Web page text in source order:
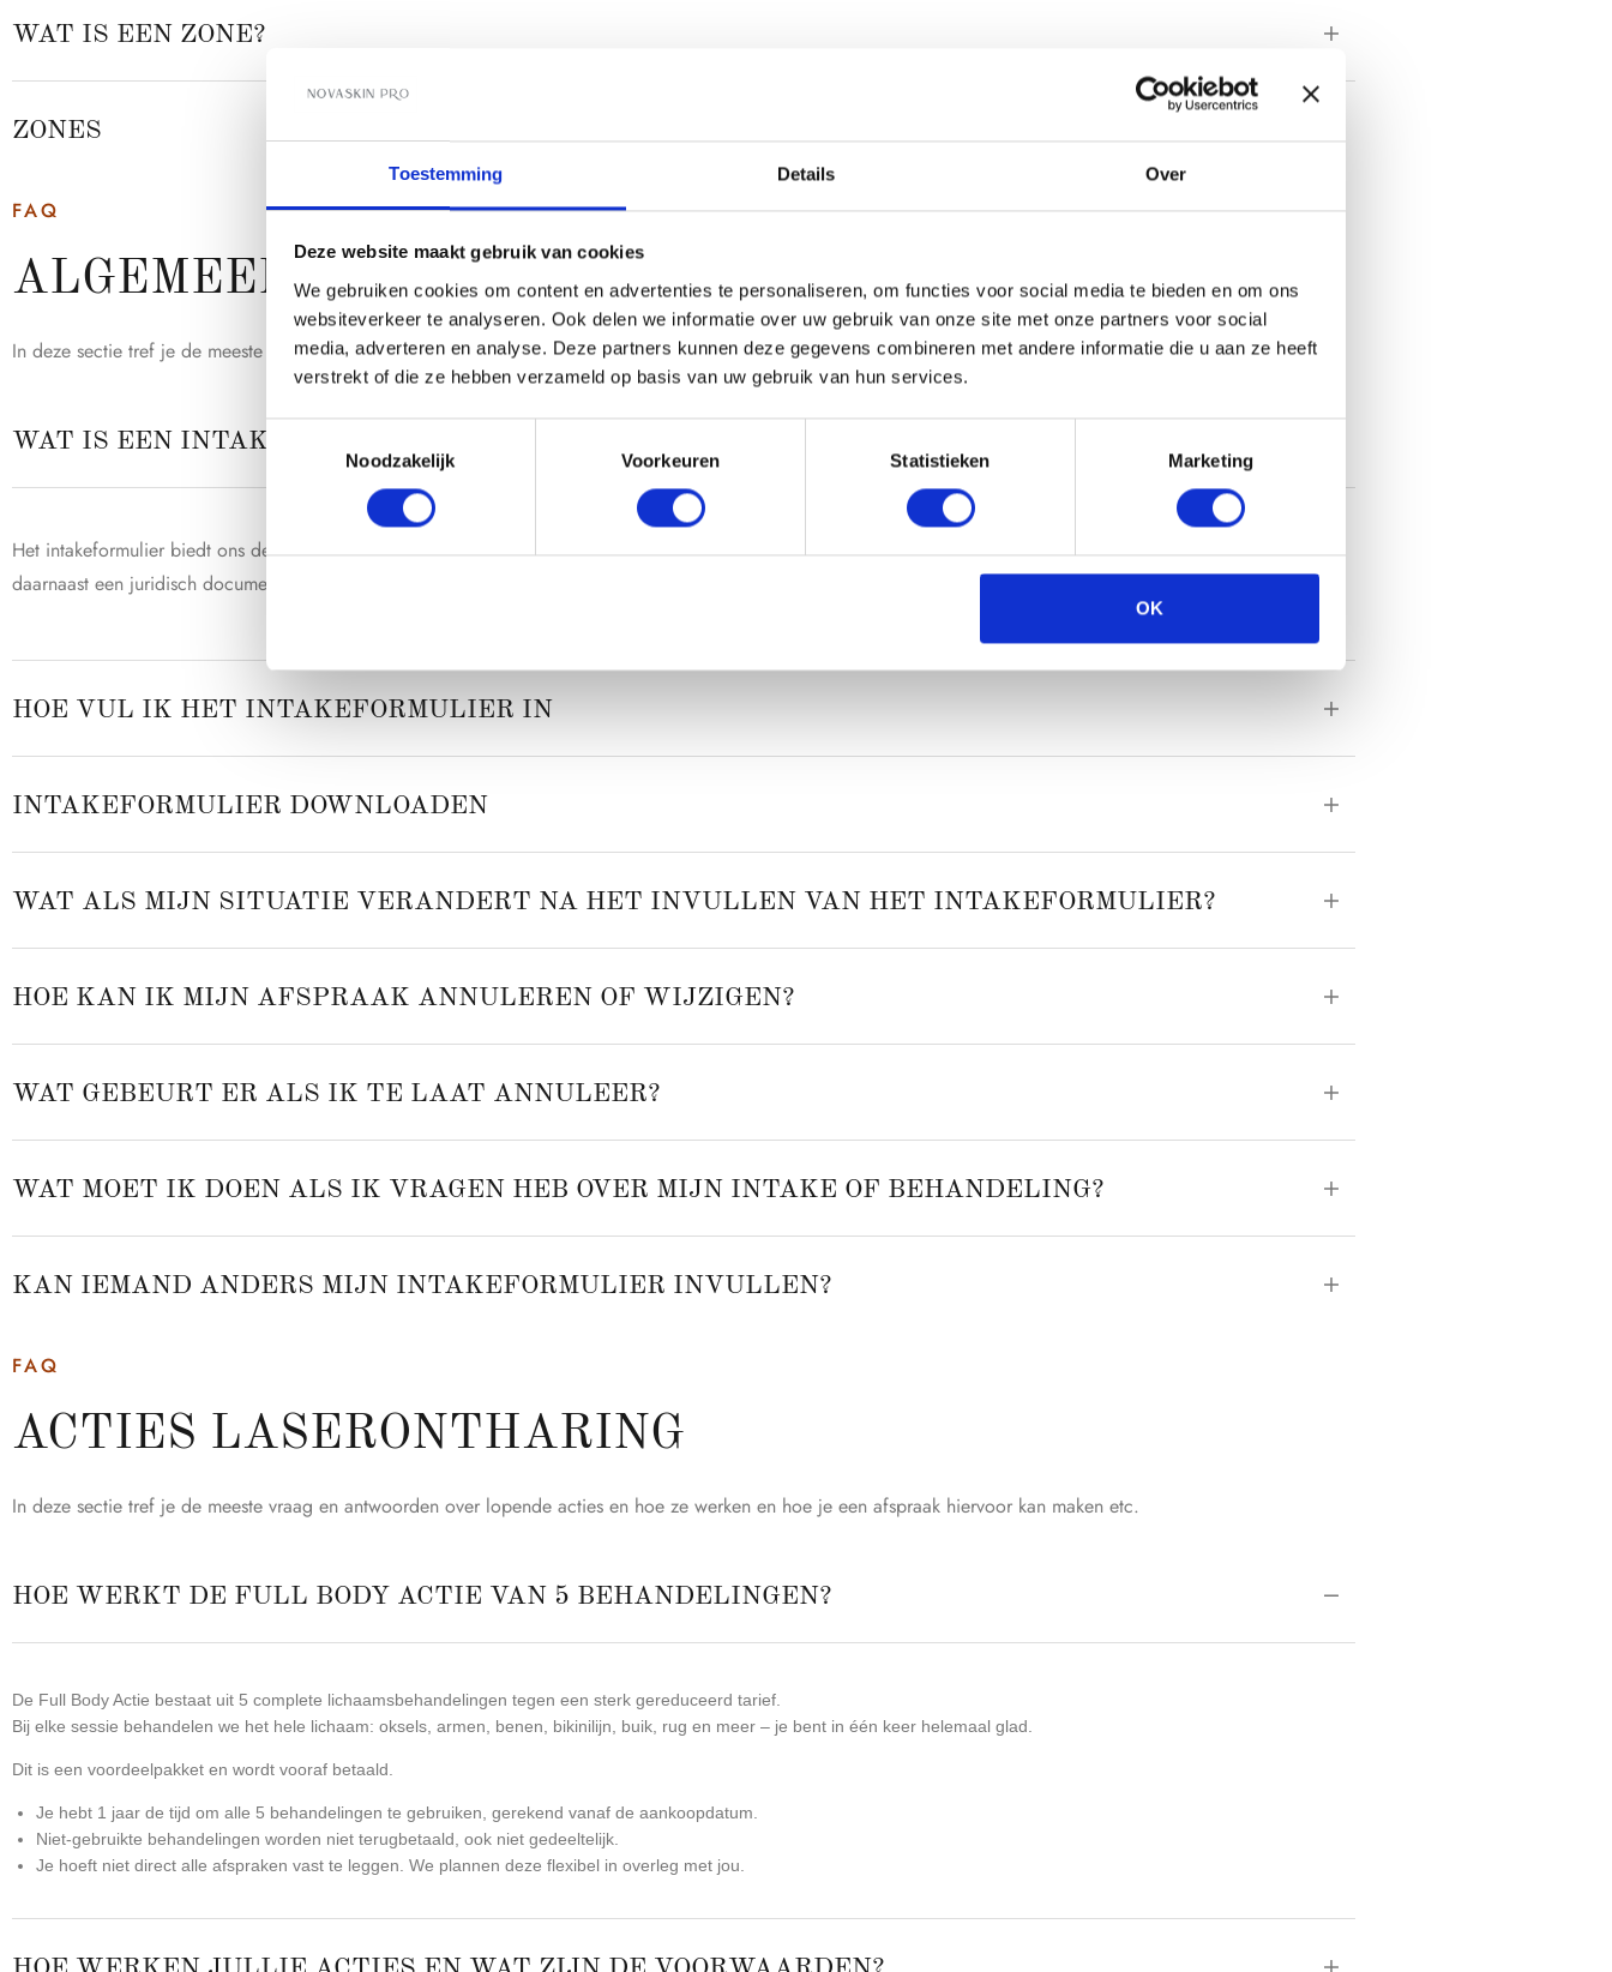
Toestemming Details Over
Deze website maakt gebruik van cookies
We gebruiken cookies om content en advertenties te personaliseren, om functies voor social media te bieden en om ons
websiteverkeer te analyseren. Ook delen we informatie over uw gebruik van onze site met onze partners voor social
media, adverteren en analyse. Deze partners kunnen deze gegevens combineren met andere informatie die u aan ze heeft
verstrekt of die ze hebben verzameld op basis van uw gebruik van hun services.
Toestemmingsselectie
Noodzakelijk
Voorkeuren Statistieken Marketing
OK
WAT IS EEN ZONE?
ZONES
FAQ
ALGEMEEN
In deze sectie tref je de meeste vraag en antwoorden aan het maken van een afspraak, annulering, documenten/formulieren etcetera
WAT IS EEN INTAKEFORMULIER EN WAAOM IS HET NODIG?
Het intakeformulier biedt ons de informatie die nodig is om uw behandeling professioneel te plannen en mogelijke complicaties te voorkomen. Het formulier is
daarnaast een juridisch document waarin u aangeeft geïnformeerd te zijn over de behandeling, de voor- en nazorg en de eventuele risico’s.
HOE VUL IK HET INTAKEFORMULIER IN
INTAKEFORMULIER DOWNLOADEN
WAT ALS MIJN SITUATIE VERANDERT NA HET INVULLEN VAN HET INTAKEFORMULIER?
HOE KAN IK MIJN AFSPRAAK ANNULEREN OF WIJZIGEN?
WAT GEBEURT ER ALS IK TE LAAT ANNULEER?
WAT MOET IK DOEN ALS IK VRAGEN HEB OVER MIJN INTAKE OF BEHANDELING?
KAN IEMAND ANDERS MIJN INTAKEFORMULIER INVULLEN?
FAQ
ACTIES LASERONTHARING
In deze sectie tref je de meeste vraag en antwoorden over lopende acties en hoe ze werken en hoe je een afspraak hiervoor kan maken etc.
HOE WERKT DE FULL BODY ACTIE VAN 5 BEHANDELINGEN?
De Full Body Actie bestaat uit 5 complete lichaamsbehandelingen tegen een sterk gereduceerd tarief.
Bij elke sessie behandelen we het hele lichaam: oksels, armen, benen, bikinilijn, buik, rug en meer – je bent in één keer helemaal glad.
Dit is een voordeelpakket en wordt vooraf betaald.
Je hebt 1 jaar de tijd om alle 5 behandelingen te gebruiken, gerekend vanaf de aankoopdatum.
Niet-gebruikte behandelingen worden niet terugbetaald, ook niet gedeeltelijk.
Je hoeft niet direct alle afspraken vast te leggen. We plannen deze flexibel in overleg met jou.